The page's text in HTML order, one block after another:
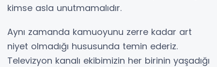
kimse asla unutmamalıdır.
Aynı zamanda kamuoyunu zerre kadar art
niyet olmadığı hususunda temin ederiz.
Televizyon kanalı ekibimizin her birinin yaşadığı